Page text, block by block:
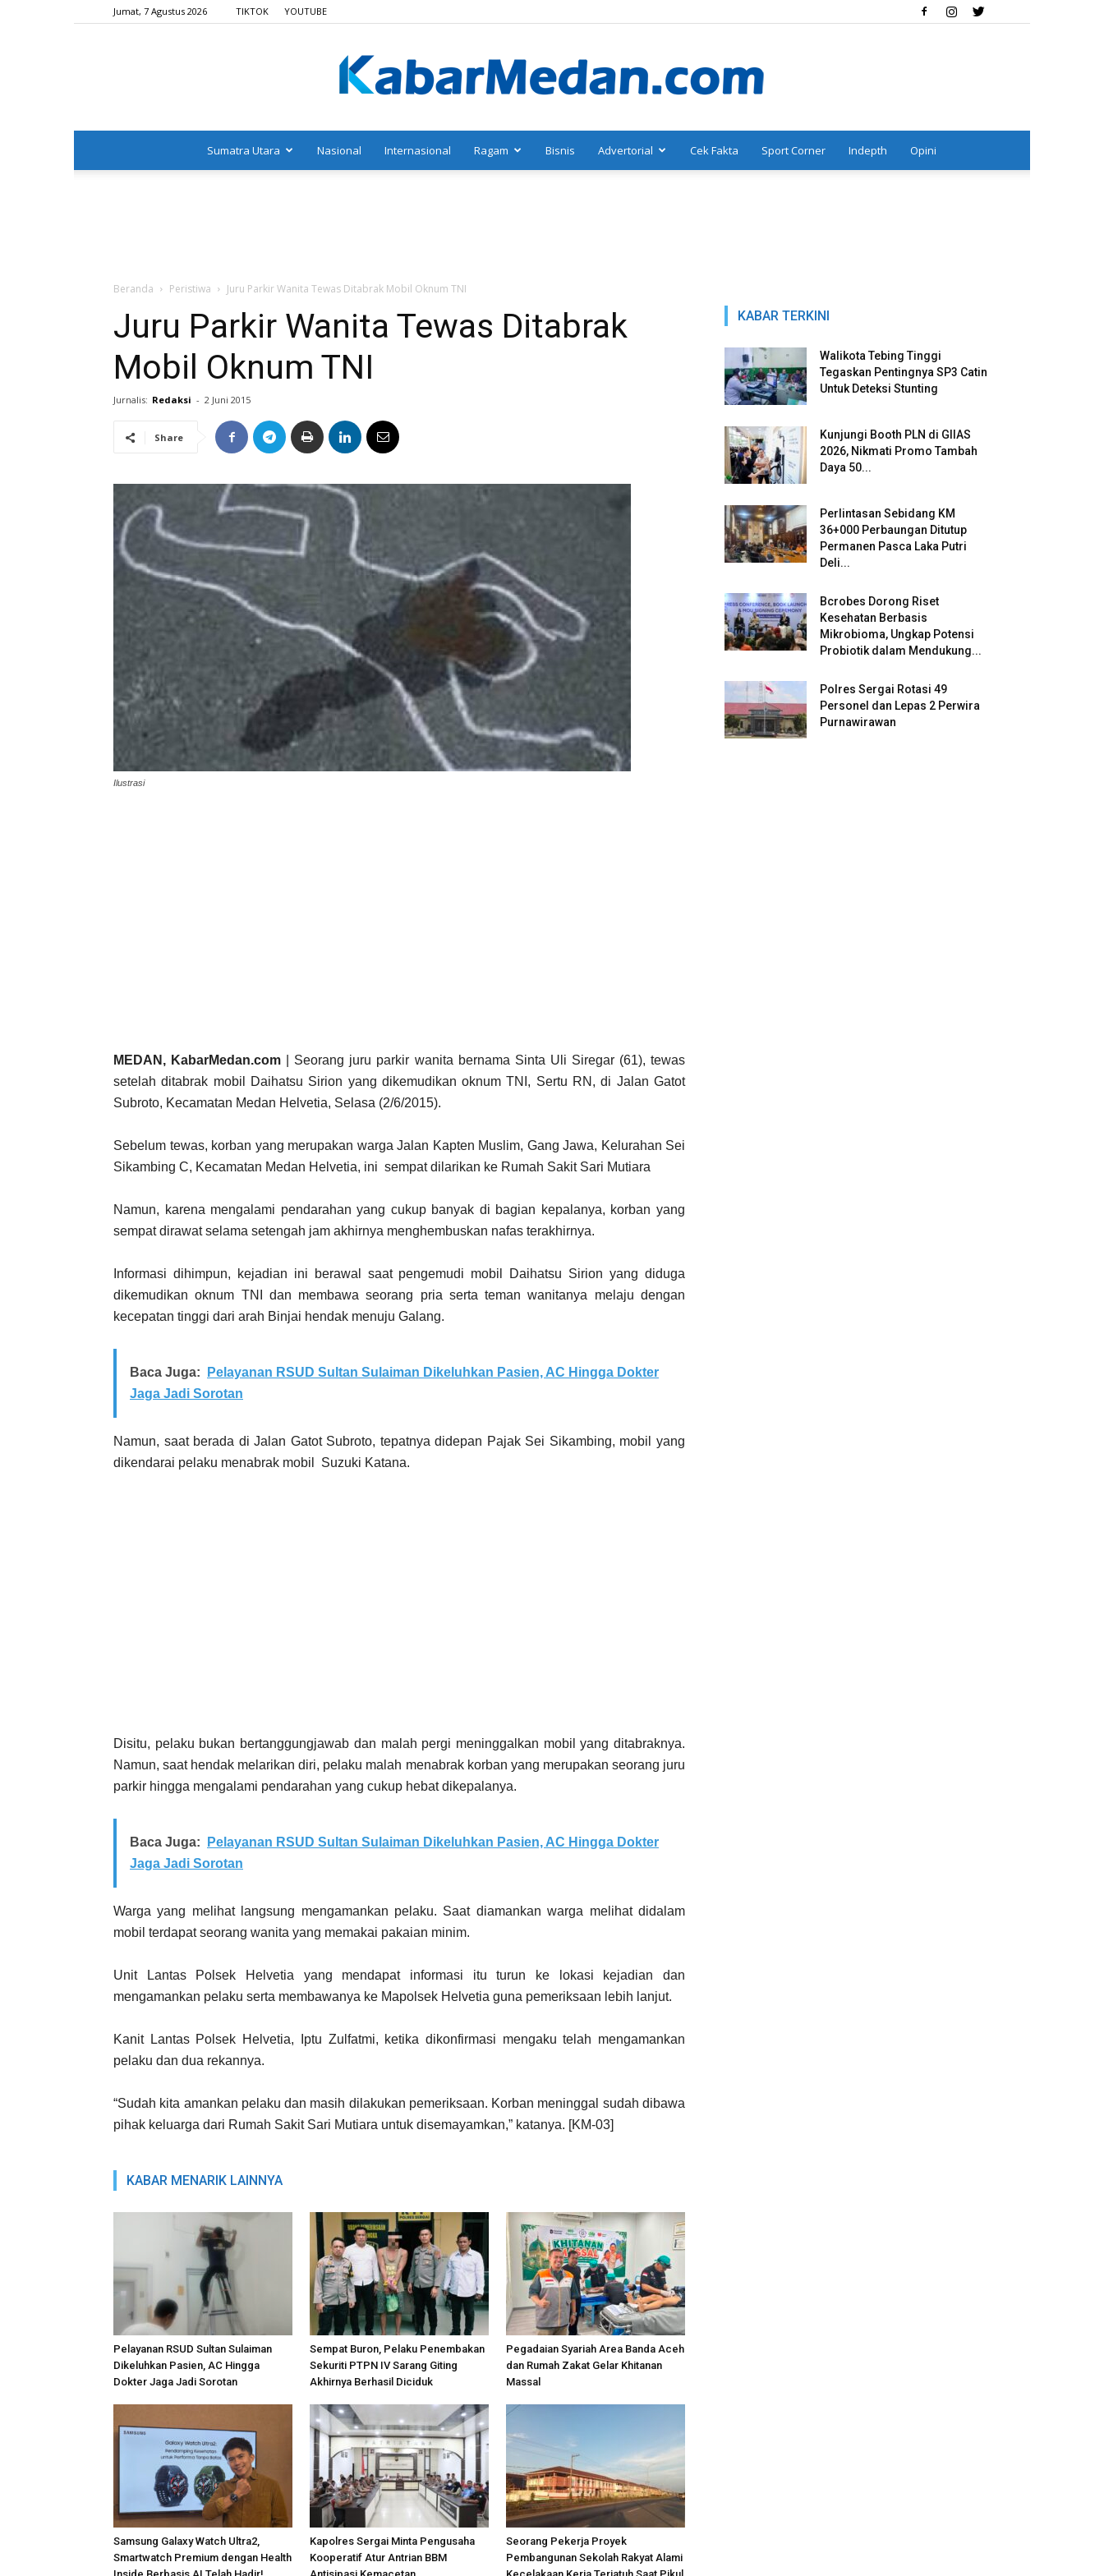
Jumat, 7 Agustus 2026 TIKTOK YOUTUBE
Sumatra Utara Nasional Internasional Ragam Bisnis Advertorial Cek Fakta Sport Corner Indepth Opini
Beranda Peristiwa Juru Parkir Wanita Tewas Ditabrak Mobil Oknum TNI
Juru Parkir Wanita Tewas Ditabrak
Mobil Oknum TNI
Jurnalis: Redaksi - 2 Juni 2015
Share
Ilustrasi
MEDAN, KabarMedan.com | Seorang juru parkir wanita bernama Sinta Uli Siregar (61), tewas
setelah ditabrak mobil Daihatsu Sirion yang dikemudikan oknum TNI, Sertu RN, di Jalan Gatot
Subroto, Kecamatan Medan Helvetia, Selasa (2/6/2015).
Sebelum tewas, korban yang merupakan warga Jalan Kapten Muslim, Gang Jawa, Kelurahan Sei
Sikambing C, Kecamatan Medan Helvetia, ini sempat dilarikan ke Rumah Sakit Sari Mutiara
Namun, karena mengalami pendarahan yang cukup banyak di bagian kepalanya, korban yang
sempat dirawat selama setengah jam akhirnya menghembuskan nafas terakhirnya.
Informasi dihimpun, kejadian ini berawal saat pengemudi mobil Daihatsu Sirion yang diduga
dikemudikan oknum TNI dan membawa seorang pria serta teman wanitanya melaju dengan
kecepatan tinggi dari arah Binjai hendak menuju Galang.
Baca Juga:
Pelayanan RSUD Sultan Sulaiman Dikeluhkan Pasien, AC Hingga Dokter
Jaga Jadi Sorotan
Namun, saat berada di Jalan Gatot Subroto, tepatnya didepan Pajak Sei Sikambing, mobil yang
dikendarai pelaku menabrak mobil Suzuki Katana.
Disitu, pelaku bukan bertanggungjawab dan malah pergi meninggalkan mobil yang ditabraknya.
Namun, saat hendak melarikan diri, pelaku malah menabrak korban yang merupakan seorang juru
parkir hingga mengalami pendarahan yang cukup hebat dikepalanya.
Baca Juga:
Pelayanan RSUD Sultan Sulaiman Dikeluhkan Pasien, AC Hingga Dokter
Jaga Jadi Sorotan
Warga yang melihat langsung mengamankan pelaku. Saat diamankan warga melihat didalam
mobil terdapat seorang wanita yang memakai pakaian minim.
Unit Lantas Polsek Helvetia yang mendapat informasi itu turun ke lokasi kejadian dan
mengamankan pelaku serta membawanya ke Mapolsek Helvetia guna pemeriksaan lebih lanjut.
Kanit Lantas Polsek Helvetia, Iptu Zulfatmi, ketika dikonfirmasi mengaku telah mengamankan
pelaku dan dua rekannya.
“Sudah kita amankan pelaku dan masih dilakukan pemeriksaan. Korban meninggal sudah dibawa
pihak keluarga dari Rumah Sakit Sari Mutiara untuk disemayamkan,” katanya. [KM-03]
KABAR MENARIK LAINNYA
Pelayanan RSUD Sultan Sulaiman
Dikeluhkan Pasien, AC Hingga
Dokter Jaga Jadi Sorotan
Sempat Buron, Pelaku Penembakan
Sekuriti PTPN IV Sarang Giting
Akhirnya Berhasil Diciduk
Pegadaian Syariah Area Banda Aceh
dan Rumah Zakat Gelar Khitanan
Massal
Samsung Galaxy Watch Ultra2,
Smartwatch Premium dengan Health
Kapolres Sergai Minta Pengusaha
Kooperatif Atur Antrian BBM
Seorang Pekerja Proyek
Pembangunan Sekolah Rakyat Alami
KABAR TERKINI
Walikota Tebing Tinggi
Tegaskan Pentingnya SP3 Catin
Untuk Deteksi Stunting
Kunjungi Booth PLN di GIIAS
2026, Nikmati Promo Tambah
Daya 50...
Perlintasan Sebidang KM
36+000 Perbaungan Ditutup
Permanen Pasca Laka Putri
Deli...
Bcrobes Dorong Riset
Kesehatan Berbasis
Mikrobioma, Ungkap Potensi
Probiotik dalam Mendukung...
Polres Sergai Rotasi 49
Personel dan Lepas 2 Perwira
Purnawirawan